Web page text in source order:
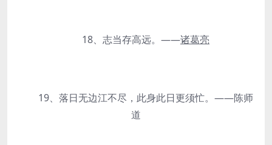
18、志当存高远。——诸葛亮
19、落日无边江不尽，此身此日更须忙。——陈师
道